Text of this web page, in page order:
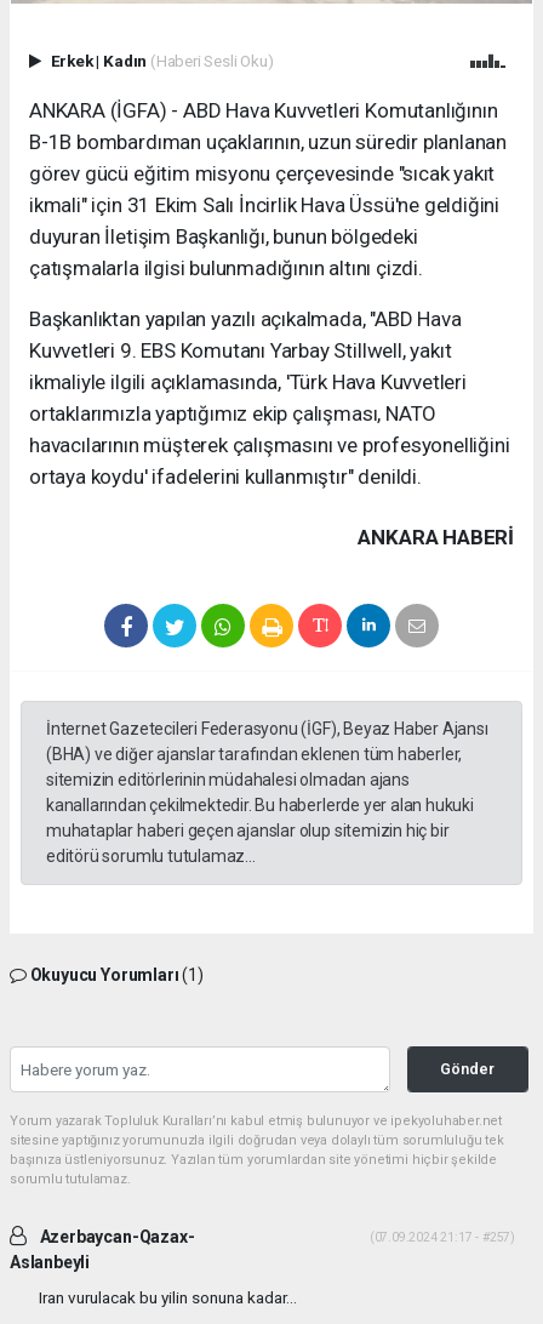
Erkek| Kadın (Haberi Sesli Oku)
ANKARA (İGFA) - ABD Hava Kuvvetleri Komutanlığının
B-1B bombardıman uçaklarının, uzun süredir planlanan
görev gücü eğitim misyonu çerçevesinde "sıcak yakıt
ikmali" için 31 Ekim Salı İncirlik Hava Üssü'ne geldiğini
duyuran İletişim Başkanlığı, bunun bölgedeki
çatışmalarla ilgisi bulunmadığının altını çizdi.
Başkanlıktan yapılan yazılı açıkalmada, "ABD Hava
Kuvvetleri 9. EBS Komutanı Yarbay Stillwell, yakıt
ikmaliyle ilgili açıklamasında, 'Türk Hava Kuvvetleri
ortaklarımızla yaptığımız ekip çalışması, NATO
havacılarının müşterek çalışmasını ve profesyonelliğini
ortaya koydu' ifadelerini kullanmıştır" denildi.
ANKARA HABERİ
İnternet Gazetecileri Federasyonu (İGF), Beyaz Haber Ajansı
(BHA) ve diğer ajanslar tarafından eklenen tüm haberler,
sitemizin editörlerinin müdahalesi olmadan ajans
kanallarından çekilmektedir. Bu haberlerde yer alan hukuki
muhataplar haberi geçen ajanslar olup sitemizin hiç bir
editörü sorumlu tutulamaz...
Okuyucu Yorumları(1)
Gönder
Yorum yazarak Topluluk Kuralları’nı kabul etmiş bulunuyor ve ipekyoluhaber.net
sitesine yaptığınız yorumunuzla ilgili doğrudan veya dolaylı tüm sorumluluğu tek
başınıza üstleniyorsunuz. Yazılan tüm yorumlardan site yönetimi hiçbir şekilde
sorumlu tutulamaz.
Azerbaycan-Qazax-
Aslanbeyli
(07.09.2024 21:17 - #257)
Iran vurulacak bu yilin sonuna kadar...